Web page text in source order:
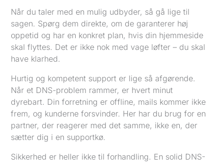
Når du taler med en mulig udbyder, så gå lige til
sagen. Spørg dem direkte, om de garanterer høj
oppetid og har en konkret plan, hvis din hjemmeside
skal flyttes. Det er ikke nok med vage løfter – du skal
have klarhed.
Hurtig og kompetent support er lige så afgørende.
Når et DNS-problem rammer, er hvert minut
dyrebart. Din forretning er offline, mails kommer ikke
frem, og kunderne forsvinder. Her har du brug for en
partner, der reagerer med det samme, ikke en, der
sætter dig i en supportkø.
Sikkerhed er heller ikke til forhandling. En solid DNS-